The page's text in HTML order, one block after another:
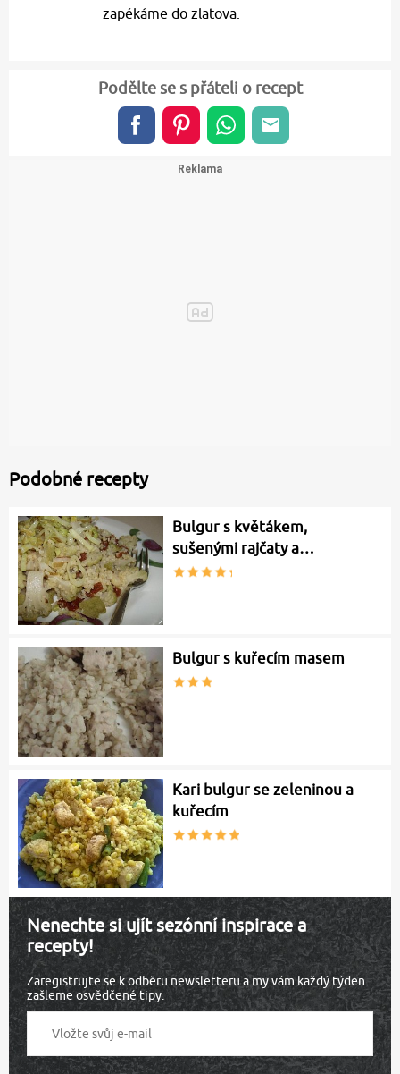
zapékáme do zlatova.
Podělte se s přáteli o recept
Podobné recepty
Bulgur s květákem,
sušenými rajčaty a…
Bulgur s kuřecím masem
Kari bulgur se zeleninou a
kuřecím
Nenechte si ujít sezónní inspirace a
recepty!
Zaregistrujte se k odběru newsletteru a my vám každý týden
zašleme osvědčené tipy.